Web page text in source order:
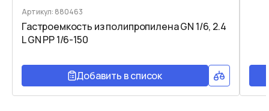
Артикул: 880463
Гастроемкость из полипропилена GN 1/6, 2.4
L GN PP 1/6-150
Добавить в список